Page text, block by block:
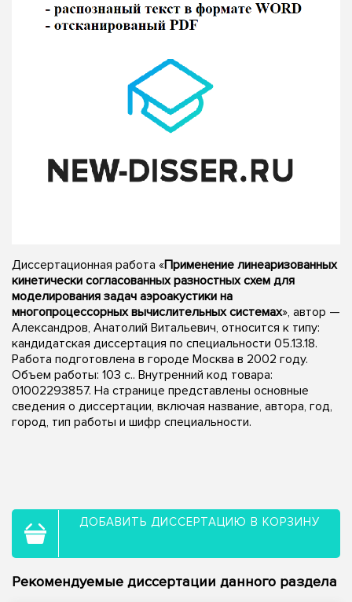
Диссертационная работа «Применение линеаризованных
кинетически согласованных разностных схем для
моделирования задач аэроакустики на
многопроцессорных вычислительных системах», автор —
Александров, Анатолий Витальевич, относится к типу:
кандидатская диссертация по специальности 05.13.18.
Работа подготовлена в городе Москва в 2002 году.
Объем работы: 103 с.. Внутренний код товара:
01002293857. На странице представлены основные
сведения о диссертации, включая название, автора, год,
город, тип работы и шифр специальности.
ДОБАВИТЬ ДИССЕРТАЦИЮ В КОРЗИНУ
Рекомендуемые диссертации данного раздела